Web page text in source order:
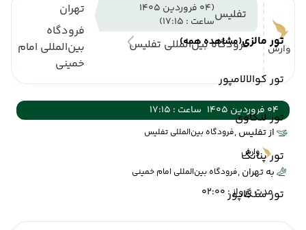
تور مالزی(مشاهده همه)
تور کوالالامپور
تور لنکاوی
تور پنانگ
تور سنگاپور
وارش
تفلیس
(04 فروردین 1405
ساعت : 17:15)
فرودگاه بین‌المللی تفلیس
تهران
فرودگاه
بین‌المللی امام
خمینی
04 فروردین 1405
ساعت : 17:15
از تفلیس ,فرودگاه بین‌المللی تفلیس
وارش
به تهران ,فرودگاه بین‌المللی امام خمینی
مدت پرواز : 02:00